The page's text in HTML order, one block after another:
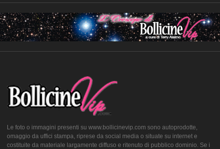
Le foto o immagini presenti su www.bollicinevip.com sono autoprodotte,
omaggio da uffici stampa, riprese da social media o situate su internet e
costituite da materiale largamente diffuso e ritenuto di pubblico dominio. Se i